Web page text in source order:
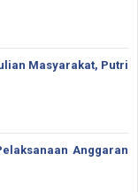
Masyarakat, Putri
Anggaran